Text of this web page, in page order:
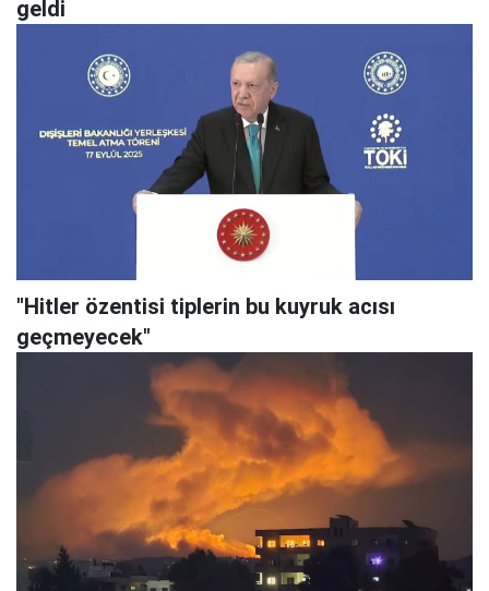
geldi
"Hitler özentisi tiplerin bu kuyruk acısı
geçmeyecek"